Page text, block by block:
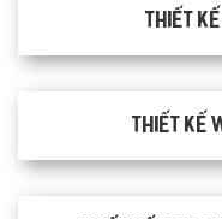
Thiết
thiết kế